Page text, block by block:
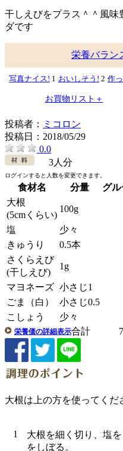
干しえびをプラス＾＾風味
ダです
栄養バラン
写真ナイス! 1 おいしそう! 2 作
お買物リスト＋
投稿者：
ミコロン
投稿日： 2018/05/29
0.0
3人分
ログインすると人数を変更できます。
食材名 分量
グ
大根
(5cmくらい)
100g
塩
少々
きゅうり
0.5本
さくらえび
(干しえび)
1g
マヨネーズ 小さじ1
ごま（白）
小さじ0.5
こしょう
少々
栄養価の詳細表示合計
大根は上の方を使ってくだ
1
大根を細く切り、塩
をしぼる。